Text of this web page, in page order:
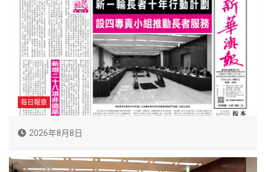
每日報章
2026年8月8日